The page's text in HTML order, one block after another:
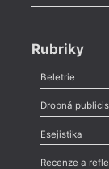
Rubriky
Beletrie
Poezie,
Drobná
Odlesk
Nekrolog,
Esejistika
Esej , Pádlo
Recenze a